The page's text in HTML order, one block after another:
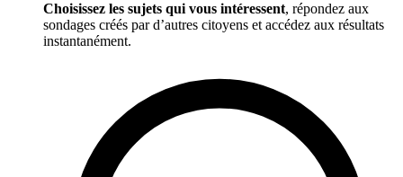
Choisissez les sujets qui vous intéressent, répondez aux
sondages créés par d’autres citoyens et accédez aux résultats
instantanément.